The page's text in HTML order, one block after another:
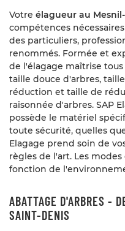
Accueil
et réalisations
Votre élagueur au
compétences
des particuliers,
renommés. Formée et
de l'élagage maîtrise
taille douce d'arbres,
réduction et taille de
raisonnée d'arbres. SAP
possède le matériel
toute sécurité, quelles
Elagage prend soin de
règles de l'art. Les
fonction de
ABATTAGE D'ARBRES -
SAINT-DENIS